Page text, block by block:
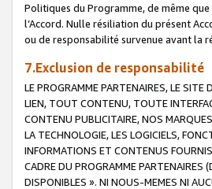
Politiques du Programme, de même
l’Accord. Nulle résiliation du présent
ou de responsabilité survenue avant la
7.Exclusion de responsabilité
LE PROGRAMME PARTENAIRES, LE
LIEN, TOUT CONTENU, TOUTE
CONTENU PUBLICITAIRE, NOS
LA TECHNOLOGIE, LES LOGICIELS,
INFORMATIONS ET CONTENUS
CADRE DU PROGRAMME PARTENAIRES
DISPONIBLES ». NI NOUS-MEMES NI